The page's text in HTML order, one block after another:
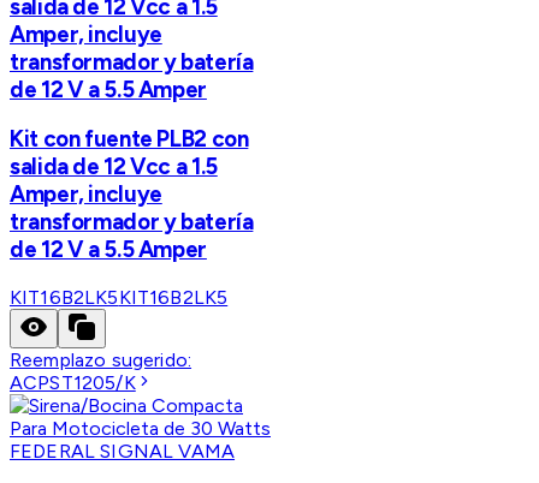
salida de 12 Vcc a 1.5
Amper, incluye
transformador y batería
de 12 V a 5.5 Amper
Kit con fuente PLB2 con
salida de 12 Vcc a 1.5
Amper, incluye
transformador y batería
de 12 V a 5.5 Amper
KIT16B2LK5KIT16B2LK5
Reemplazo sugerido:
ACPST1205/K
FEDERAL SIGNAL VAMA